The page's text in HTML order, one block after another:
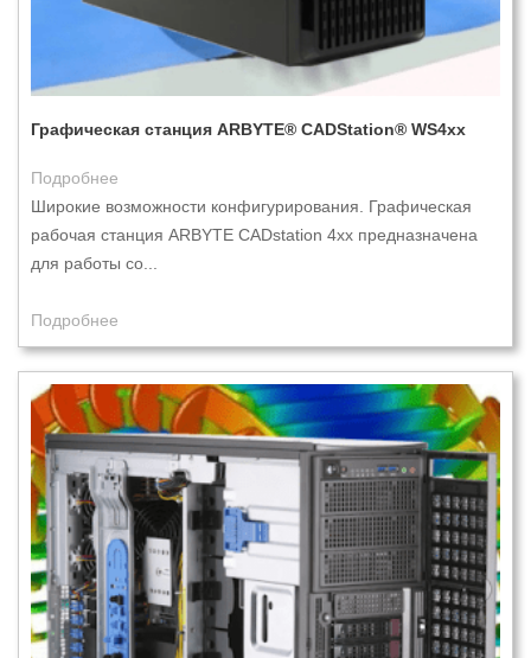
Графическая станция ARBYTE® CADStation® WS4xx
Подробнее
Широкие возможности конфигурирования. Графическая
рабочая станция ARBYTE CADstation 4xx предназначена
для работы со...
Подробнее